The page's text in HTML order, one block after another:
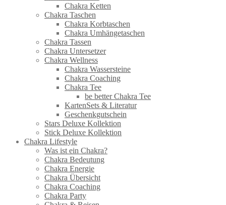
Chakra Ketten
Chakra Taschen
Chakra Korbtaschen
Chakra Umhängetaschen
Chakra Tassen
Chakra Untersetzer
Chakra Wellness
Chakra Wassersteine
Chakra Coaching
Chakra Tee
be better Chakra Tee
KartenSets & Literatur
Geschenkgutschein
Stars Deluxe Kollektion
Stick Deluxe Kollektion
Chakra Lifestyle
Was ist ein Chakra?
Chakra Bedeutung
Chakra Energie
Chakra Übersicht
Chakra Coaching
Chakra Party